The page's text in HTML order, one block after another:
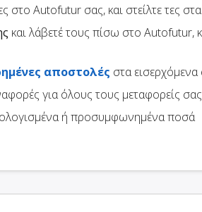
στο Autofutur σας, και στείλτε τες
και λάβετέ τους πίσω στο Autofutur,
αποστολές στα
για όλους τους μεταφορείς σας
ή προσυμφωνημένα ποσά